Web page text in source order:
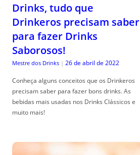
Drinks, tudo que
Drinkeros precisam saber
para fazer Drinks
Saborosos!
Mestre dos Drinks | 26 de abril de 2022
Conheça alguns conceitos que os Drinkeros
precisam saber para fazer bons drinks. As
bebidas mais usadas nos Drinks Clássicos e
muito mais!